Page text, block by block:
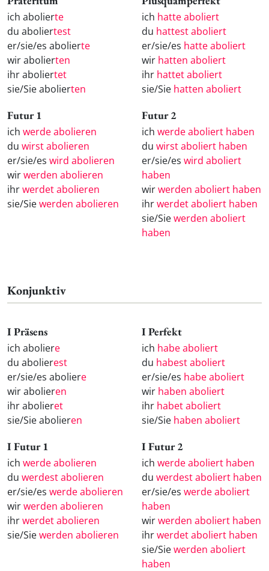
ich abolierte
du aboliertest
er/sie/es abolierte
wir abolierten
ihr aboliertet
sie/Sie abolierten
ich hatte aboliert
du hattest aboliert
er/sie/es hatte aboliert
wir hatten aboliert
ihr hattet aboliert
sie/Sie hatten aboliert
Futur 1
ich werde abolieren
du wirst abolieren
er/sie/es wird abolieren
wirwerden abolieren
ihrwerdet abolieren
sie/Siewerden abolieren
Futur 2
ich werde aboliert haben
du wirst aboliert haben
er/sie/es wird aboliert
haben
wirwerden aboliert haben
ihrwerdet aboliert haben
sie/Siewerden aboliert
haben
Konjunktiv
I Präsens
ich aboliere
du abolierest
er/sie/es aboliere
wir abolieren
ihr abolieret
sie/Sie abolieren
I Perfekt
ich habe aboliert
du habest aboliert
er/sie/es habe aboliert
wir haben aboliert
ihr habet aboliert
sie/Sie haben aboliert
I Futur 1
ich werde abolieren
du werdest abolieren
er/sie/es werde abolieren
wirwerden abolieren
ihrwerdet abolieren
sie/Siewerden abolieren
I Futur 2
ich werde aboliert haben
du werdest aboliert haben
er/sie/es werde aboliert
haben
wirwerden aboliert haben
ihrwerdet aboliert haben
sie/Siewerden aboliert
haben